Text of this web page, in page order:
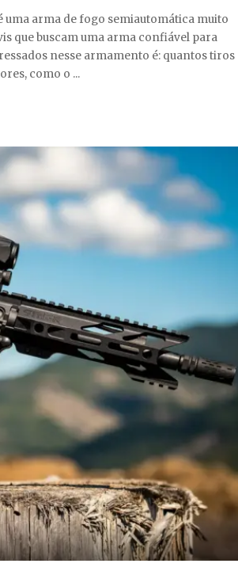
uma arma de fogo semiautomática muito
que buscam uma arma confiável para
nesse armamento é: quantos tiros
como o ...